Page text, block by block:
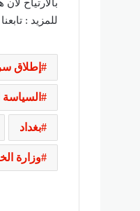
بالارتياح
للمزيد : تابعنا
إطلاق
السياسة
بغداد
وزارة